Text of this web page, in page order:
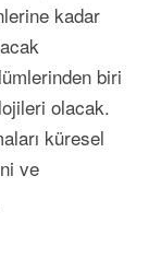
kadar
biri
olacak.
küresel
ve